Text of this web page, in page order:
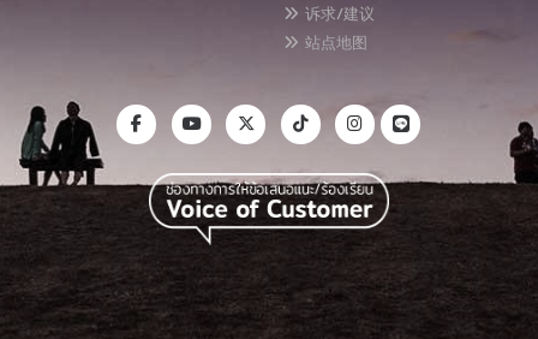
诉求/建议
站点地图